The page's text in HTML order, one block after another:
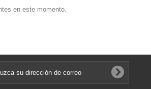
en este momento.